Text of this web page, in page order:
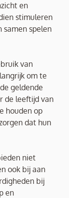
en
stimuleren
samen spelen
van
om te
geldende
de leeftijd van
houden op
dat hun
niet
ook bij aan
bij
en